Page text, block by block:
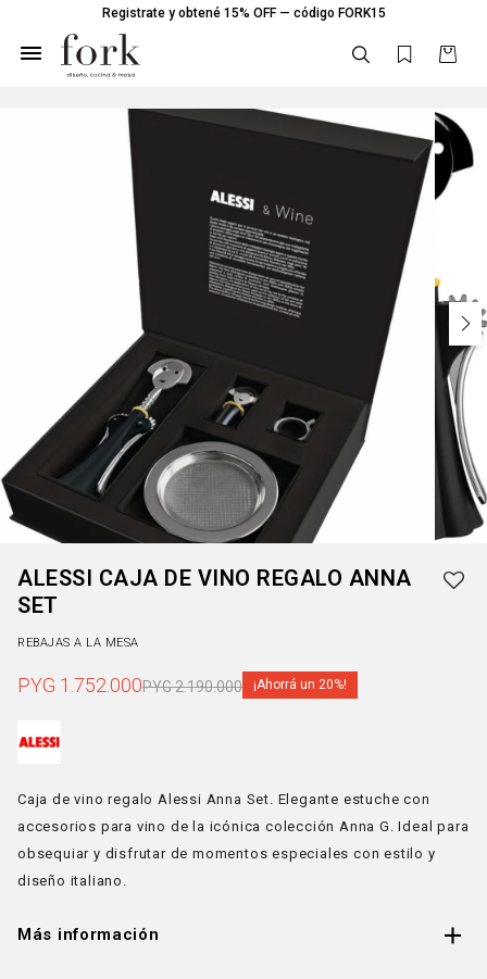
Registrate y obtené 15% OFF — código FORK15

ALESSI CAJA DE VINO REGALO ANNA
SET
REBAJAS A LA MESA
PYG 1.752.000PYG2.190.000 20
Caja de vino regalo Alessi Anna Set. Elegante estuche con
accesorios para vino de la icónica colección Anna G. Ideal para
obsequiar y disfrutar de momentos especiales con estilo y
diseño italiano.
Más información